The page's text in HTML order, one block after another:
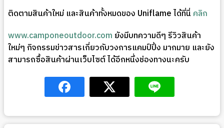
ติดตามสินค้าใหม่ และสินค้าทั้งหมดของ Uniflame ได้ที่นี่คลิก
www.camponeoutdoor.com ยังมีบทความดีๆ รีวิวสินค้า
ใหม่ๆ กิจกรรมข่าวสารเกี่ยวกับวงการแคมป์ปิ้ง มากมาย และยัง
สามารถซื้อสินค้าผ่านเว็บไซต์ ได้อีกหนึ่งช่องทางนะครับ